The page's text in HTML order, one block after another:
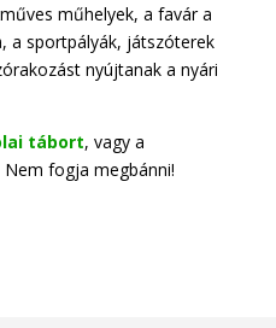
műhelyek, a favár a
a sportpályák, játszóterek
nyújtanak a nyári
tábort, vagy a
Nem fogja megbánni!